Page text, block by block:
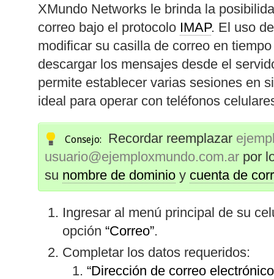
XMundo Networks le brinda la
correo bajo el protocolo IMAP. El uso
modificar su casilla de correo en
descargar los mensajes desde el
permite establecer varias sesiones en
ideal para operar con teléfonos
Consejo: Recordar reemplazar
usuario@ejemploxmundo.com.ar por
su nombre de dominio y cuenta de
Ingresar al menú principal de su
opción “Correo”.
Completar los datos requeridos:
“Dirección de correo